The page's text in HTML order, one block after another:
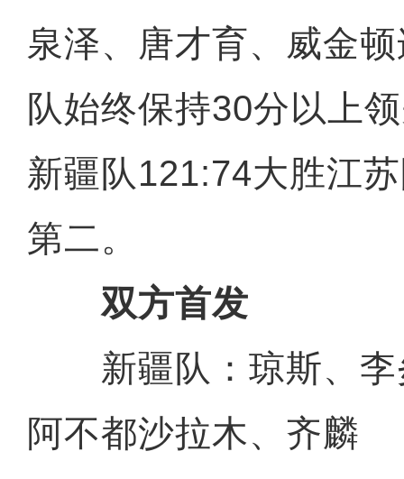
泉泽、唐才育、威金
队始终保持30分以上
新疆队 121:74大胜江
第二。
双方首发
新疆队：琼斯、李
阿不都沙拉木、齐麟